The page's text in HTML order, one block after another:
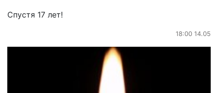
Спустя 17 лет!
18:00 14.05